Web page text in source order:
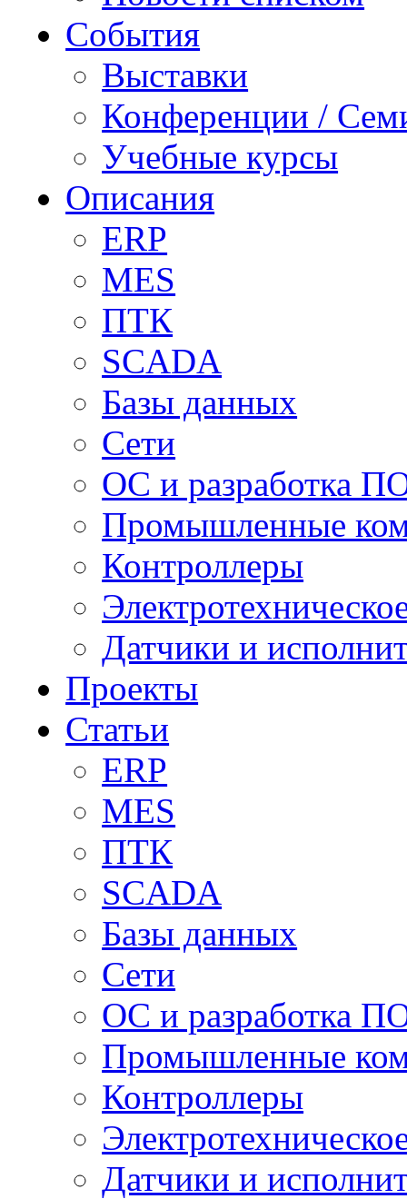
События
Выставки
Конференции /
Учебные курсы
Описания
ERP
MES
ПТК
SCADA
Базы данных
Сети
ОС и разработка
Промышленные
Контроллеры
Датчики и
Проекты
Статьи
ERP
MES
ПТК
SCADA
Базы данных
Сети
ОС и разработка
Промышленные
Контроллеры
Датчики и